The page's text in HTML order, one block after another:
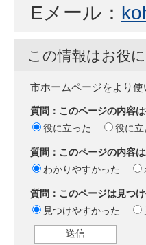
Eメール：
この情報はお役
市ホームページをより
質問：このページの内容
役に立った
役に立
質問：このページの内容
わかりやすかった
質問：このページは見つ
見つけやすかった